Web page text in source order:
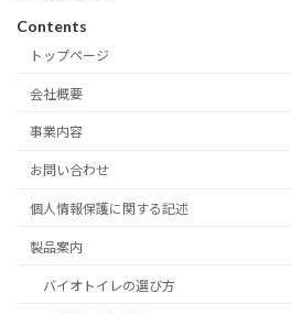
Contents
トップページ
会社概要
事業内容
お問い合わせ
個人情報保護に関する記述
製品案内
バイオトイレの選び方